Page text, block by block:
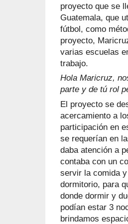
proyecto que se
Guatemala, que
fútbol, como
proyecto,
varias escuelas
trabajo.
Hola Maricruz,
parte y de tú rol
El proyecto se
acercamiento a
participación en
se requerían en
daba atención a
contaba con un
servir la comida
dormitorio, para
donde dormir y
podían estar 3
brindamos